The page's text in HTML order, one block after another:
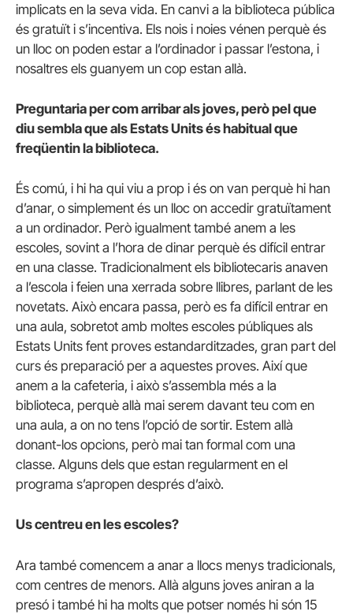
implicats en la seva vida. En canvi a la biblioteca pública
és gratuït i s’incentiva. Els nois i noies vénen perquè és
un lloc on poden estar a l’ordinador i passar l’estona, i
nosaltres els guanyem un cop estan allà.
Preguntaria per com arribar als joves, però pel que
diu sembla que als Estats Units és habitual que
freqüentin la biblioteca.
És comú, i hi ha qui viu a prop i és on van perquè hi han
d’anar, o simplement és un lloc on accedir gratuïtament
a un ordinador. Però igualment també anem a les
escoles, sovint a l’hora de dinar perquè és difícil entrar
en una classe. Tradicionalment els bibliotecaris anaven
a l’escola i feien una xerrada sobre llibres, parlant de les
novetats. Això encara passa, però es fa difícil entrar en
una aula, sobretot amb moltes escoles públiques als
Estats Units fent proves estandarditzades, gran part del
curs és preparació per a aquestes proves. Així que
anem a la cafeteria, i això s’assembla més a la
biblioteca, perquè allà mai serem davant teu com en
una aula, a on no tens l’opció de sortir. Estem allà
donant-los opcions, però mai tan formal com una
classe. Alguns dels que estan regularment en el
programa s’apropen després d’això.
Us centreu en les escoles?
Ara també comencem a anar a llocs menys tradicionals,
com centres de menors. Allà alguns joves aniran a la
presó i també hi ha molts que potser només hi són 15